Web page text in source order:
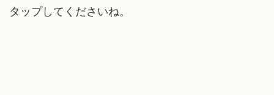
タップしてくださいね。